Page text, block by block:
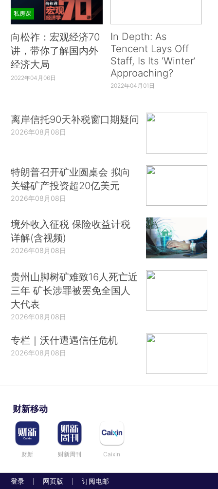
私房课
向松祚：宏观经济70
讲，带你了解国内外
经济大局
2022年04月06日
In Depth: As
Tencent Lays Off
Staff, Is Its ‘Winter’
Approaching?
2022年04月01日
离岸信托90天补税窗口期疑问
2026年08月08日
特朗普召开矿业圆桌会 拟向
关键矿产投资超20亿美元
2026年08月08日
境外收入征税 保险收益计税
详解(含视频)
2026年08月08日
贵州山脚树矿难致16人死亡近
三年 矿长涉罪被罢免全国人
大代表
2026年08月08日
专栏｜沃什遭遇信任危机
2026年08月08日
财新移动
财新 财新周刊 Caixin
登录 网页版 订阅电邮